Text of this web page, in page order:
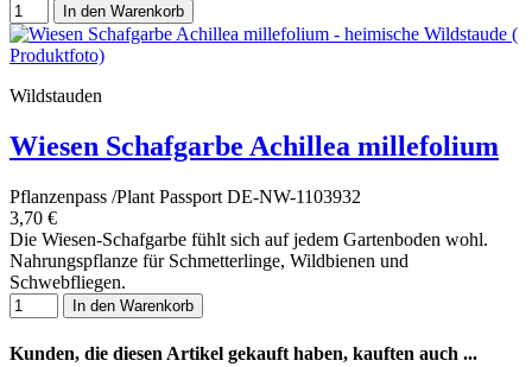
In den Warenkorb
Wildstauden
Wiesen Schafgarbe Achillea millefolium
Pflanzenpass /Plant Passport DE-NW-1103932
3,70 €
Die Wiesen-Schafgarbe fühlt sich auf jedem Gartenboden wohl.
Nahrungspflanze für Schmetterlinge, Wildbienen und
Schwebfliegen.
In den Warenkorb
Kunden, die diesen Artikel gekauft haben, kauften auch ...